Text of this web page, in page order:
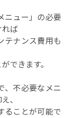
ニュー」の必要
ば
テナンス費用も
できます。
、不必要なメニ
、
ることが可能で